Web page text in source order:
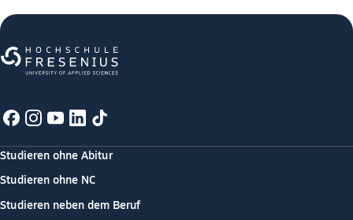
Studieren ohne Abitur
Studieren ohne NC
Studieren neben dem Beruf